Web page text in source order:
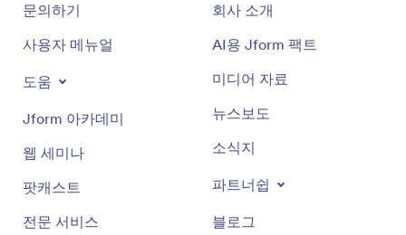
문의하기
사용자 메뉴얼
도움
Jform 아카데미
웹 세미나
팟캐스트
전문 서비스
회사 소개
AI용 Jform 팩트
미디어 자료
뉴스보도
소식지
파트너쉽
블로그